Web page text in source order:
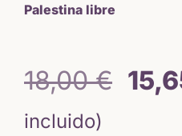
Palestina libre
18,00€ El
incluido)